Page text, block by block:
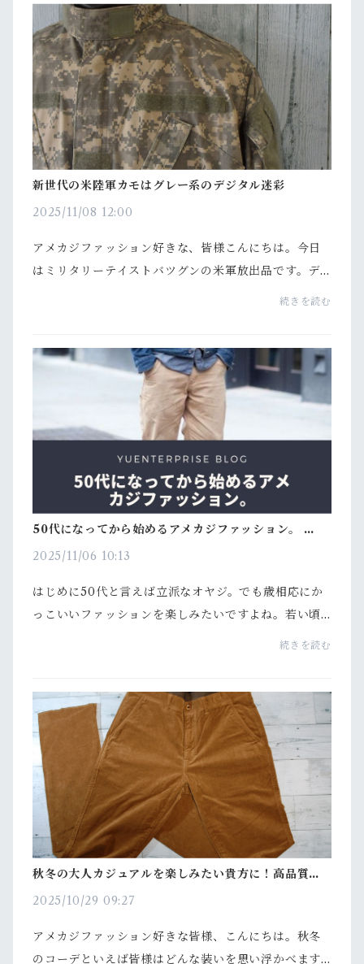
新世代の米陸軍カモはグレー系のデジタル迷彩
2025/11/08 12:00
アメカジファッション好きな、皆様こんにちは。今日
はミリタリーテイストバツグンの米軍放出品です。デ
ジタルな迷彩柄が特徴の『ACUジャケット』をご紹介
続きを読む
50代になってから始めるアメカジファッション。 大人
2025/11/06 10:13
はじめに50代と言えば立派なオヤジ。でも歳相応にか
っこいいファッションを楽しみたいですよね。若い頃
は異性を意識したファッションをしていたけれど、最
続きを読む
秋冬の大人カジュアルを楽しみたい貴方に！高品質な
2025/10/29 09:27
アメカジファッション好きな皆様、こんにちは。秋冬
のコーデといえば皆様はどんな装いを思い浮かべます